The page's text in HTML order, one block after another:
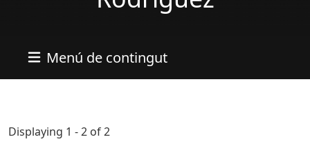
Menú de contingut
Displaying 1 - 2 of 2